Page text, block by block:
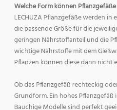
Welche Form können
LECHUZA Pflanzgefäße werden
die passende Größe für die
geringen Nährstoffanteil und die
wichtige Nährstoffe mit dem
Pflanzen können diese dann nicht
Ob das Pflanzgefäß rechteckig
Grundform. Ein hohes
Bauchige Modelle sind perfekt